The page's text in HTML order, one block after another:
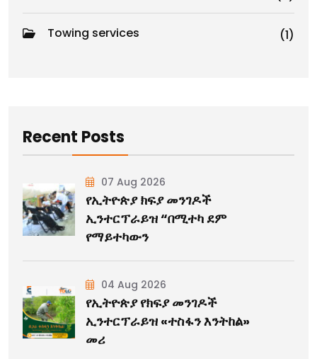
Towing services (1)
Recent Posts
07 Aug 2026
የኢትዮጵያ ክፍያ መንገዶች
ኢንተርፕራይዝ “በሚተካ ደም
የማይተካውን
04 Aug 2026
የኢትዮጵያ የክፍያ መንገዶች
ኢንተርፕራይዝ «ተስፋን እንትከል»
መሪ